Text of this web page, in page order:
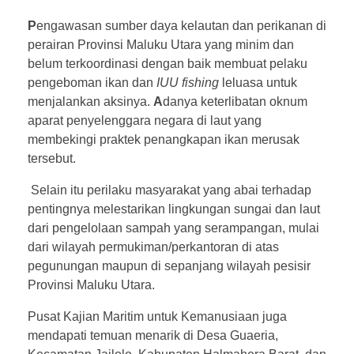
Pengawasan sumber daya kelautan dan perikanan di
perairan Provinsi Maluku Utara yang minim dan
belum terkoordinasi dengan baik membuat pelaku
pengeboman ikan dan IUU fishing leluasa untuk
menjalankan aksinya. Adanya keterlibatan oknum
aparat penyelenggara negara di laut yang
membekingi praktek penangkapan ikan merusak
tersebut.
Selain itu perilaku masyarakat yang abai terhadap
pentingnya melestarikan lingkungan sungai dan laut
dari pengelolaan sampah yang serampangan, mulai
dari wilayah permukiman/perkantoran di atas
pegunungan maupun di sepanjang wilayah pesisir
Provinsi Maluku Utara.
Pusat Kajian Maritim untuk Kemanusiaan juga
mendapati temuan menarik di Desa Guaeria,